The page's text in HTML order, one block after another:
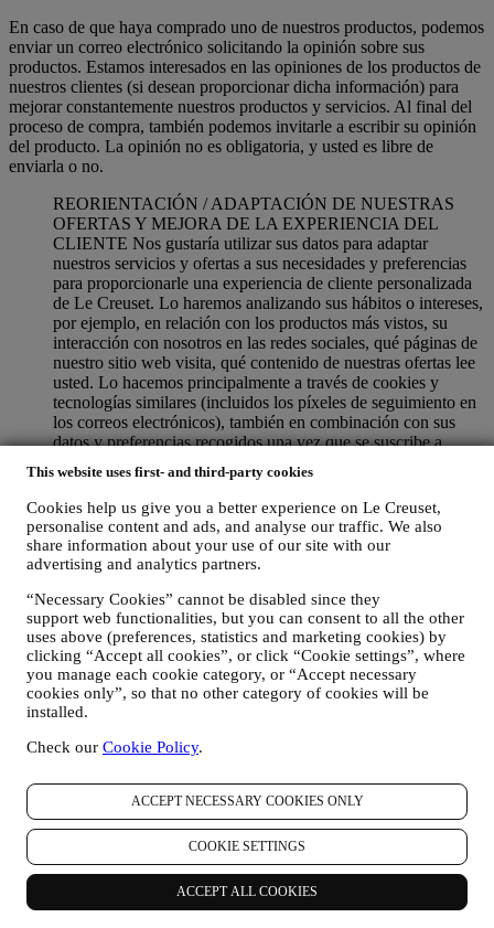
This website uses first- and third-party cookies
Cookies help us give you a better experience on Le Creuset,
personalise content and ads, and analyse our traffic. We also
share information about your use of our site with our
advertising and analytics partners.
“Necessary Cookies” cannot be disabled since they
support web functionalities, but you can consent to all the other
uses above (preferences, statistics and marketing cookies) by
clicking “Accept all cookies”, or click “Cookie settings”, where
you manage each cookie category, or “Accept necessary
cookies only”, so that no other category of cookies will be
installed.
Check our Cookie Policy.
ACCEPT NECESSARY COOKIES ONLY
COOKIE SETTINGS
ACCEPT ALL COOKIES
En caso de que haya comprado uno de nuestros productos, podemos
enviar un correo electrónico solicitando la opinión sobre sus
productos. Estamos interesados en las opiniones de los productos de
nuestros clientes (si desean proporcionar dicha información) para
mejorar constantemente nuestros productos y servicios. Al final del
proceso de compra, también podemos invitarle a escribir su opinión
del producto. La opinión no es obligatoria, y usted es libre de
enviarla o no.
REORIENTACIÓN / ADAPTACIÓN DE NUESTRAS
OFERTAS Y MEJORA DE LA EXPERIENCIA DEL
CLIENTE Nos gustaría utilizar sus datos para adaptar
nuestros servicios y ofertas a sus necesidades y preferencias
para proporcionarle una experiencia de cliente personalizada
de Le Creuset. Lo haremos analizando sus hábitos o intereses,
por ejemplo, en relación con los productos más vistos, su
interacción con nosotros en las redes sociales, qué páginas de
nuestro sitio web visita, qué contenido de nuestras ofertas lee
usted. Lo hacemos principalmente a través de cookies y
tecnologías similares (incluidos los píxeles de seguimiento en
los correos electrónicos), también en combinación con sus
datos y preferencias recogidos una vez que se suscribe a
Utilizaremos esta información para gestionar nuestra
publicidad en otros sitios, conceder acceso a contenidos
específicos, adaptar los contenidos o las ofertas que ve en el
Sitio web o, si ha dado su consentimiento para suscribirse a
nuestras comunicaciones de marketing, para enviarle
pueden gustar. No será utilizada para otros efectos. El uso de
cookies está sujeto a su consentimiento. Si no desea que esta
información se utilice para enviarle anuncios, contenidos o
comunicaciones basados en intereses, puede limitar el uso de
la información sobre sus acciones en línea mediante la gestión
de su configuración de cookies (sin embargo, recuerde que
ciertas cookies son necesarias para el uso del sitio web).
Tenga en cuenta que esto no le excluye de recibir anuncios,
ofertas o comunicaciones. Seguirá recibiendo anuncios,
ofertas o comunicaciones genéricos. Para obtener más
información sobre cómo utilizamos las cookies y cómo puede
eliminarlas, visite nuestra Política de cookiesaquí.
Valoración del producto. En caso de que haya comprado uno
de nuestros productos, podemos enviar un correo electrónico
solicitando la opinión sobre sus productos. Estamos
interesados en las opiniones de los productos de nuestros